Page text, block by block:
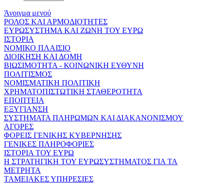
Άνοιγμα μενού
ΡΟΛΟΣ ΚΑΙ ΑΡΜΟΔΙΟΤΗΤΕΣ
ΕΥΡΩΣΥΣΤΗΜΑ ΚΑΙ ΖΩΝΗ ΤΟΥ ΕΥΡΩ
ΙΣΤΟΡΙΑ
ΝΟΜΙΚΟ ΠΛΑΙΣΙΟ
ΔΙΟΙΚΗΣΗ ΚΑΙ ΔΟΜΗ
ΒΙΩΣΙΜΟΤΗΤΑ - ΚΟΙΝΩΝΙΚΗ ΕΥΘΥΝΗ
ΠΟΛΙΤΙΣΜΟΣ
ΝΟΜΙΣΜΑΤΙΚΗ ΠΟΛΙΤΙΚΗ
ΧΡΗΜΑΤΟΠΙΣΤΩΤΙΚΗ ΣΤΑΘΕΡΟΤΗΤΑ
ΕΠΟΠΤΕΙΑ
ΕΞΥΓΙΑΝΣΗ
ΣΥΣΤΗΜΑΤΑ ΠΛΗΡΩΜΩΝ ΚΑΙ ΔΙΑΚΑΝΟΝΙΣΜΟΥ
ΑΓΟΡΕΣ
ΦΟΡΕΙΣ ΓΕΝΙΚΗΣ ΚΥΒΕΡΝΗΣΗΣ
ΓΕΝΙΚΕΣ ΠΛΗΡΟΦΟΡΙΕΣ
ΙΣΤΟΡΙΑ ΤΟΥ ΕΥΡΩ
Η ΣΤΡΑΤΗΓΙΚΗ ΤΟΥ ΕΥΡΩΣΥΣΤΗΜΑΤΟΣ ΓΙΑ ΤΑ
ΜΕΤΡΗΤΑ
ΤΑΜΕΙΑΚΕΣ ΥΠΗΡΕΣΙΕΣ